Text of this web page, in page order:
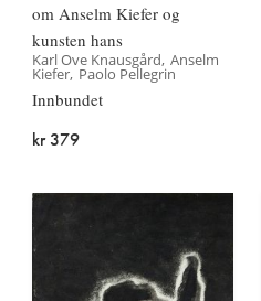
om Anselm Kiefer og
kunsten hans
Karl Ove Knausgård Anselm
Kiefer Paolo Pellegrin
Innbundet
kr 379